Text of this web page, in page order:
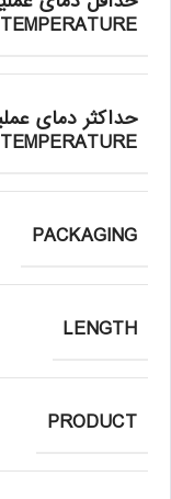
TEMPERATURE
TEMPERATURE
PACKAGING
LENGTH
PRODUCT